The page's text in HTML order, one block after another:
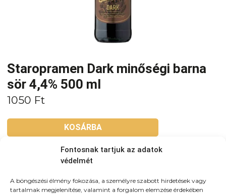
Fontosnak tartjuk az adatok
védelmét
A böngészési élmény fokozása, a személyre szabott hirdetések vagy
tartalmak megjelenítése, valamint a forgalom elemzése érdekében
Staropramen Dark minőségi barna
sör 4,4% 500 ml
1050 Ft
KOSÁRBA
Tovább a teljes étlaphoz >